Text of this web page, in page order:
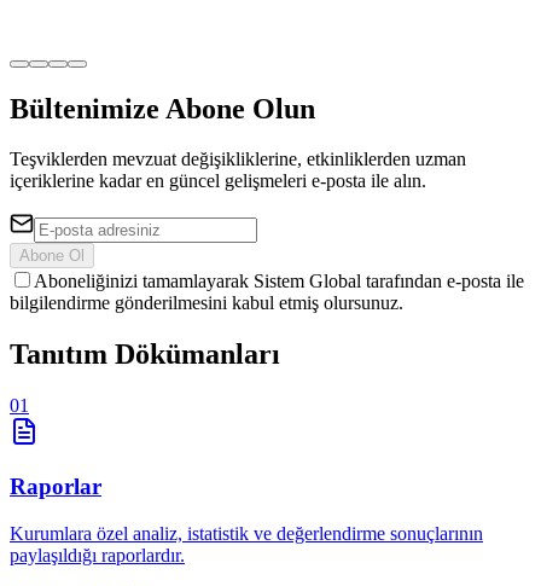
Bültenimize Abone Olun
Teşviklerden mevzuat değişikliklerine, etkinliklerden uzman
içeriklerine kadar en güncel gelişmeleri e-posta ile alın.
Abone Ol
Aboneliğinizi tamamlayarak Sistem Global tarafından e-posta ile
bilgilendirme gönderilmesini kabul etmiş olursunuz.
Tanıtım Dökümanları
01
Raporlar
Kurumlara özel analiz, istatistik ve değerlendirme sonuçlarının
paylaşıldığı raporlardır.